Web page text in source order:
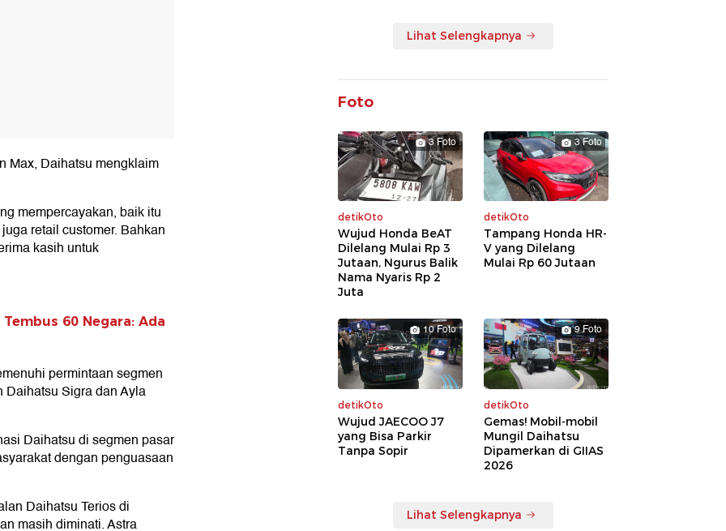
Max, Daihatsu mengklaim
mempercayakan, baik itu
retail customer. Bahkan
kasih untuk
60 Negara: Ada
permintaan segmen
Daihatsu Sigra dan Ayla
Daihatsu di segmen pasar
dengan penguasaan
Daihatsu Terios di
masih diminati. Astra
Lihat Selengkapnya
Foto
3 Foto
detikOto
Wujud Honda BeAT
Dilelang Mulai Rp 3
Jutaan, Ngurus Balik
Nama Nyaris Rp 2
Juta
3 Foto
detikOto
Tampang Honda HR-
V yang Dilelang
Mulai Rp 60 Jutaan
10 Foto
detikOto
Wujud JAECOO J7
yang Bisa Parkir
Tanpa Sopir
9 Foto
detikOto
Gemas! Mobil-mobil
Mungil Daihatsu
Dipamerkan di GIIAS
2026
Lihat Selengkapnya